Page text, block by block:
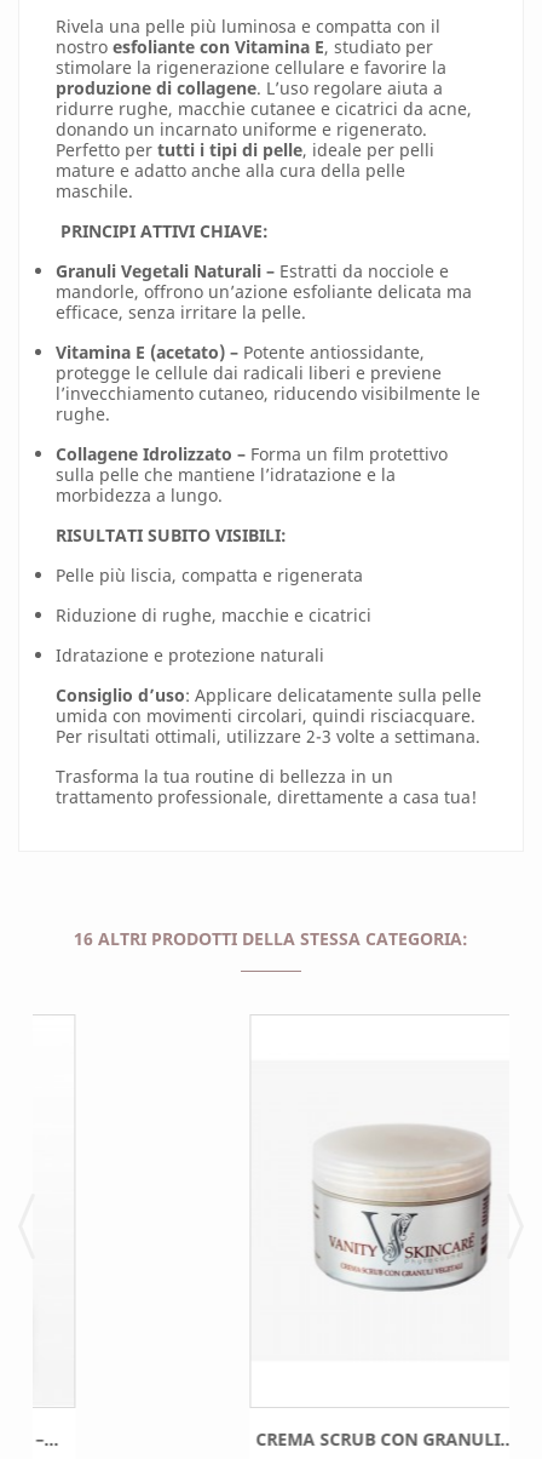
Rivela una pelle più luminosa e compatta con il
nostro esfoliante con Vitamina E, studiato per
stimolare la rigenerazione cellulare e favorire la
produzione di collagene. L’uso regolare aiuta a
ridurre rughe, macchie cutanee e cicatrici da acne,
donando un incarnato uniforme e rigenerato.
Perfetto per tutti i tipi di pelle, ideale per pelli
mature e adatto anche alla cura della pelle
maschile.
PRINCIPI ATTIVI CHIAVE:
Granuli Vegetali Naturali – Estratti da nocciole e
mandorle, offrono un’azione esfoliante delicata ma
efficace, senza irritare la pelle.
Vitamina E (acetato) – Potente antiossidante,
protegge le cellule dai radicali liberi e previene
l’invecchiamento cutaneo, riducendo visibilmente le
rughe.
Collagene Idrolizzato – Forma un film protettivo
sulla pelle che mantiene l’idratazione e la
morbidezza a lungo.
RISULTATI SUBITO VISIBILI:
Pelle più liscia, compatta e rigenerata
Riduzione di rughe, macchie e cicatrici
Idratazione e protezione naturali
Consiglio d’uso: Applicare delicatamente sulla pelle
umida con movimenti circolari, quindi risciacquare.
Per risultati ottimali, utilizzare 2-3 volte a settimana.
Trasforma la tua routine di bellezza in un
trattamento professionale, direttamente a casa tua!
16 ALTRI PRODOTTI DELLA STESSA CATEGORIA:
CREMA SCRUB CON GRANULI...